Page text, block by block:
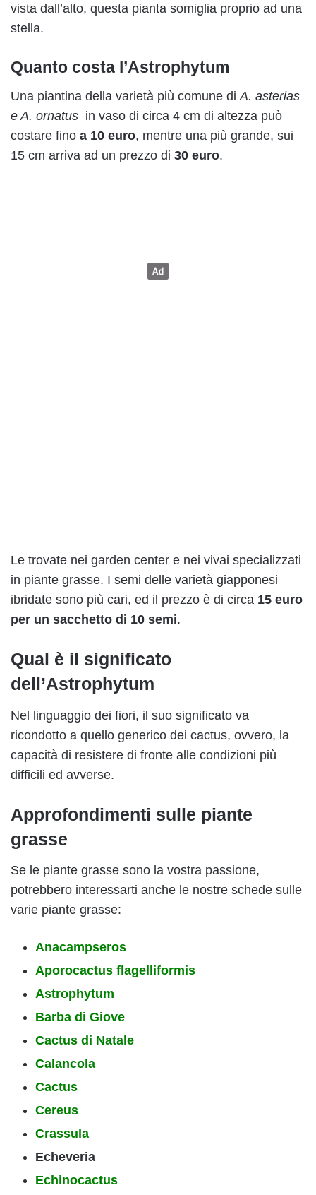
vista dall’alto, questa pianta somiglia proprio ad una
stella.
Quanto costa l’Astrophytum
Una piantina della varietà più comune diA. asterias
e A. ornatus in vaso di circa 4 cm di altezza può
costare fino a 10 euro, mentre una più grande, sui
15 cm arriva ad un prezzo di 30 euro.
Le trovate nei garden center e nei vivai specializzati
in piante grasse. I semi delle varietà giapponesi
ibridate sono più cari, ed il prezzo è di circa 15 euro
per un sacchetto di 10 semi.
Qual è il significato
dell’Astrophytum
Nel linguaggio dei fiori, il suo significato va
ricondotto a quello generico dei cactus, ovvero, la
capacità di resistere di fronte alle condizioni più
difficili ed avverse.
Approfondimenti sulle piante
grasse
Se le piante grasse sono la vostra passione,
potrebbero interessarti anche le nostre schede sulle
varie piante grasse:
Anacampseros
Aporocactus flagelliformis
Astrophytum
Barba di Giove
Cactus di Natale
Calancola
Cactus
Cereus
Crassula
Echeveria
Echinocactus